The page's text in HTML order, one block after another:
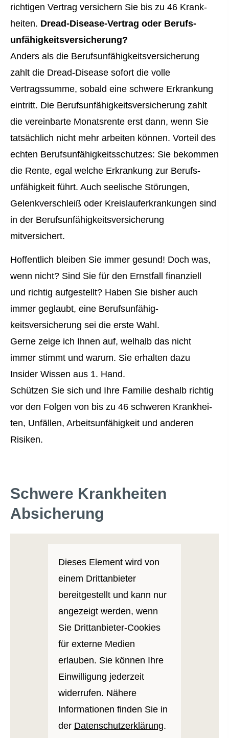
richtigen Vertrag ver­sichern Sie bis zu 46 Krank­
hei­ten. Dread-Disease-Vertrag oder Berufs­
unfähig­keitsversicherung?
Anders als die Berufs­unfähig­keitsversicherung
zahlt die Dread-Disease sofort die volle
Vertragssumme, sobald eine schwere Erkrankung
eintritt. Die Berufs­unfähig­keitsversicherung zahlt
die vereinbarte Monatsrente erst dann, wenn Sie
tatsächlich nicht mehr arbeiten können. Vorteil des
echten Berufs­unfähig­keitsschutzes: Sie bekommen
die Rente, egal welche Erkrankung zur Berufs­
unfähig­keit führt. Auch seelische Störungen,
Gelenkverschleiß oder Kreislauferkrankungen sind
in der Berufs­unfähig­keitsversicherung
mitversichert.
Hoffentlich bleiben Sie immer gesund! Doch was,
wenn nicht? Sind Sie für den Ernstfall finanziell
und richtig aufgestellt? Haben Sie bisher auch
immer geglaubt, eine Berufs­unfähig­
keitsversicherung sei die erste Wahl.
Gerne zeige ich Ihnen auf, welhalb das nicht
immer stimmt und warum. Sie erhalten dazu
Insider Wissen aus 1. Hand.
Schützen Sie sich und Ihre Familie deshalb richtig
vor den Folgen von bis zu 46 schweren Krank­hei­
ten, Unfällen, Arbeitsunfähigkeit und anderen
Risiken.
Schwe­re Krank­hei­ten
Absicherung
Dieses Element wird von
einem Drittanbieter
bereitgestellt und kann nur
angezeigt werden, wenn
Sie Drittanbieter-Cookies
für externe Medien
erlauben. Sie können Ihre
Einwilligung jederzeit
widerrufen. Nähere
Informationen finden Sie in
der Datenschutzerklärung.